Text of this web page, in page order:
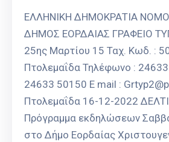
ΕΛΛΗΝΙΚΗ ΔΗΜΟΚΡΑΤΙΑ
ΔΗΜΟΣ ΕΟΡΔΑΙΑΣ ΓΡΑΦΕΙΟ
25ης Μαρτίου 15 Ταχ. Κωδ. :
Πτολεμαΐδα Τηλέφωνο :
24633 50150 E mail :
Πτολεμαΐδα 16-12-2022
Πρόγραμμα εκδηλώσεων
στο Δήμο Εορδαίας